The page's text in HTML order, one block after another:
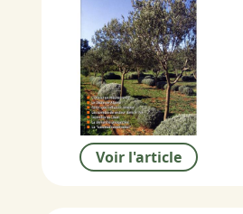
Voir l'article